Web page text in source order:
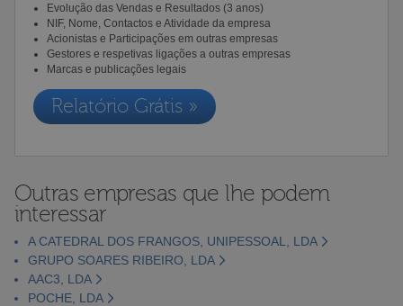
Evolução das Vendas e Resultados (3 anos)
NIF, Nome, Contactos e Atividade da empresa
Acionistas e Participações em outras empresas
Gestores e respetivas ligações a outras empresas
Marcas e publicações legais
Relatório Grátis »
Outras empresas que lhe podem
interessar
A CATEDRAL DOS FRANGOS, UNIPESSOAL, LDA
GRUPO SOARES RIBEIRO, LDA
AAC3, LDA
POCHE, LDA